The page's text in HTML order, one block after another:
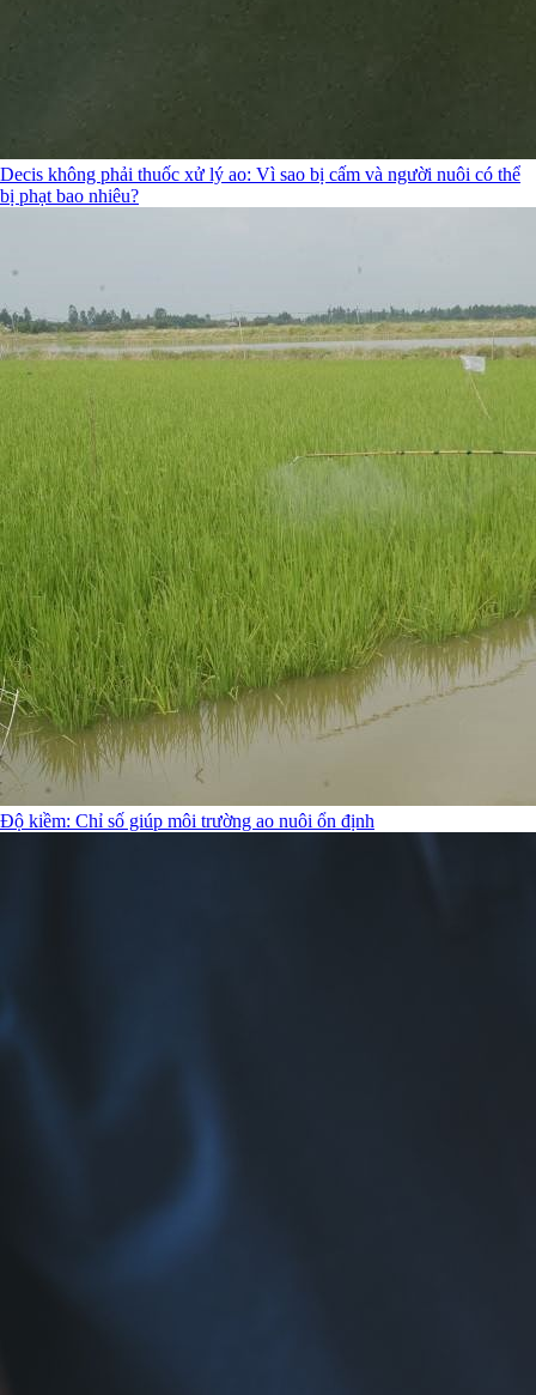
Decis không phải thuốc xử lý ao: Vì sao bị cấm và người nuôi có thể
bị phạt bao nhiêu?
Độ kiềm: Chỉ số giúp môi trường ao nuôi ổn định